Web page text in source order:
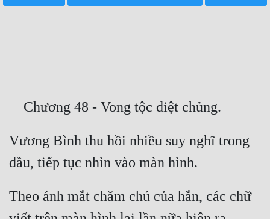
Truyện Nhập Môn
Truyện ngắn
Xa Lộ Dịch
Vương Bình thu hồi nhiều suy nghĩ trong
Theo ánh mắt chăm chú của hắn, các chữ